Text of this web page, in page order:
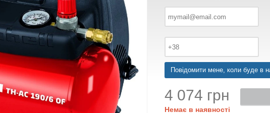
Повідомити мене, коли буде в
4 074 грн
Немає в наявності